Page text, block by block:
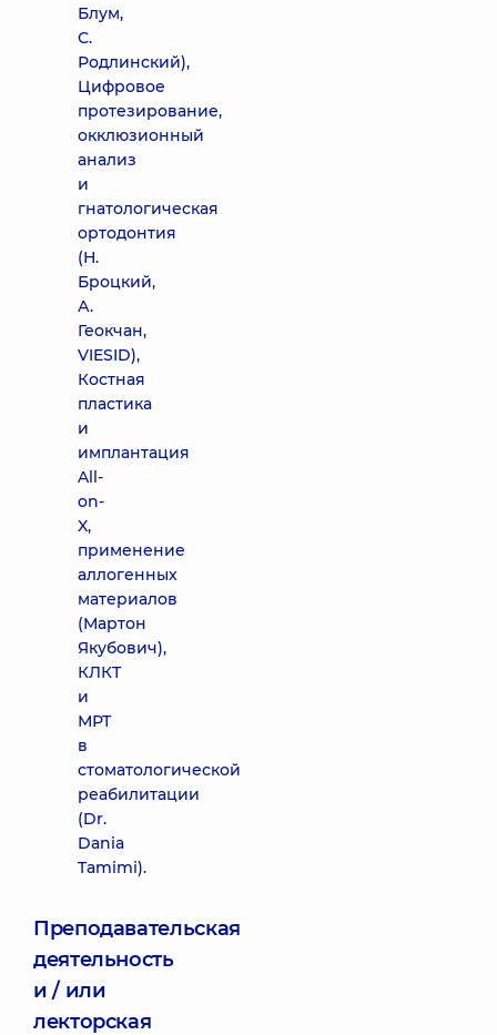
Блум,
С.
Родлинский),
Цифровое
протезирование,
окклюзионный
анализ
и
гнатологическая
ортодонтия
(Н.
Броцкий,
А.
Геокчан,
VIESID),
Костная
пластика
и
имплантация
All-
on-
X,
применение
аллогенных
материалов
(Мартон
Якубович),
КЛКТ
и
МРТ
в
стоматологической
реабилитации
(Dr.
Dania
Tamimi).
Преподавательская
деятельность
и / или
лекторская